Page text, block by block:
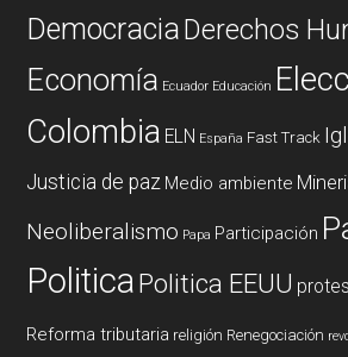
DemocraciaDerechos
Economía Ecuador Educación
Colombia ELN España Fast Track
Justicia de paz Medio ambiente
Neoliberalismo Papa Participación
PoliticaPolitica EEUU
Reforma tributaria religión Renegociación